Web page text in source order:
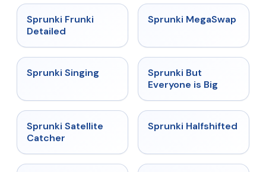
★
Sprunki Frunki
Detailed
★ 4.5
Sprunki MegaSwap
★
Sprunki Singing
Sprunki But
Everyone is Big
★ 4.4
Sprunki Satellite
Catcher
★ 4.9
Sprunki Halfshifted